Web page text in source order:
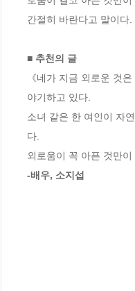
간절히 바란다고 말이다.
■ 추천의 글
《네가 지금 외로운 것
야기하고 있다.
소녀 같은 한 여인이 자
다.
-배우, 소지섭